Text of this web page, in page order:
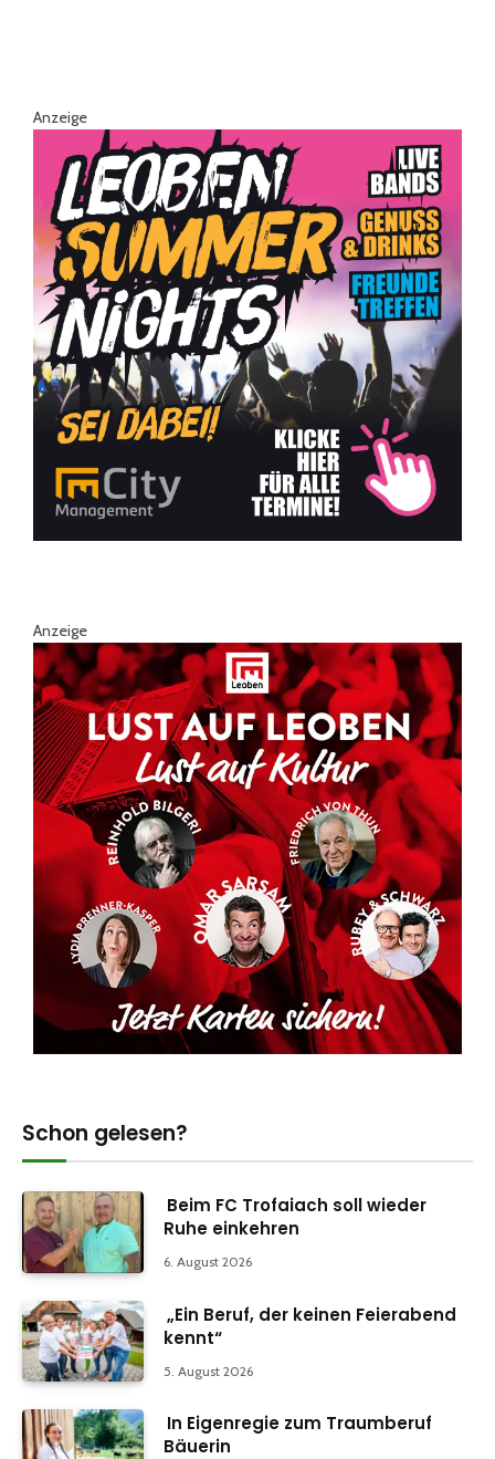
Anzeige
Anzeige
Schon gelesen?
Beim FC Trofaiach soll wieder
Ruhe einkehren
6. August 2026
„Ein Beruf, der keinen Feierabend
kennt“
5. August 2026
In Eigenregie zum Traumberuf
Bäuerin